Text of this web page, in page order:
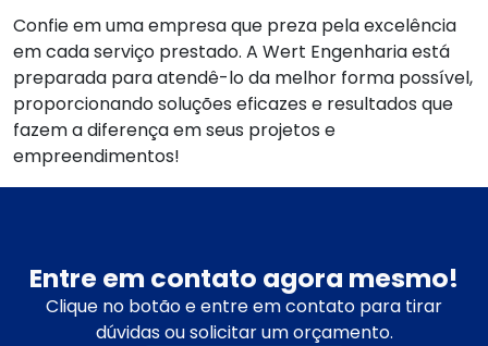
Confie em uma empresa que preza pela excelência
em cada serviço prestado. A Wert Engenharia está
preparada para atendê-lo da melhor forma possível,
proporcionando soluções eficazes e resultados que
fazem a diferença em seus projetos e
empreendimentos!
Entre em contato agora mesmo!
Clique no botão e entre em contato para tirar
dúvidas ou solicitar um orçamento.